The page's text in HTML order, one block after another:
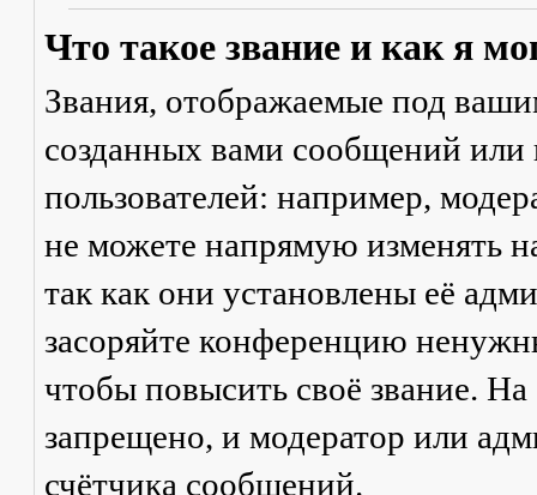
Что такое звание и как я
Звания, отображаемые под
созданных вами сообщений
пользователей: например,
не можете напрямую изменять
так как они установлены её
засоряйте конференцию
чтобы повысить своё звание.
запрещено, и модератор или
счётчика сообщений.